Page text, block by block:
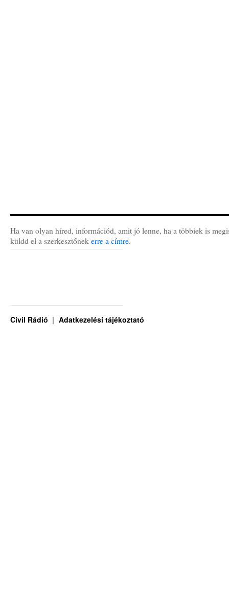
Ha van olyan híred, információd, amit jó lenne, ha a többiek is
küldd el a szerkesztőnek erre a címre.
Civil Rádió Adatkezelési tájékoztató